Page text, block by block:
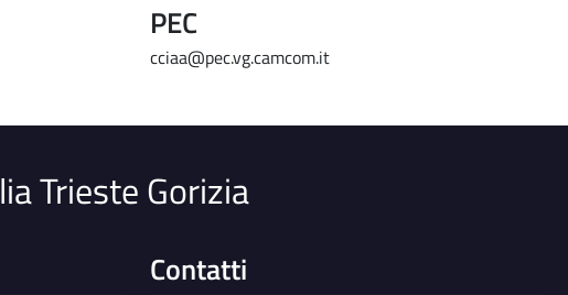
PEC
cciaa@pec.vg.camcom.it
Trieste Gorizia
Contatti